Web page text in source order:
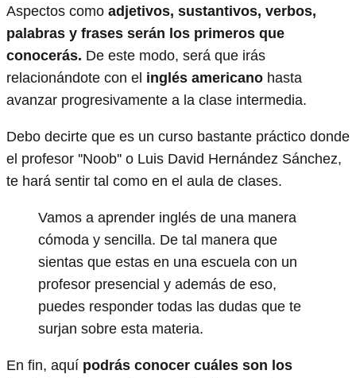
Aspectos como adjetivos, sustantivos, verbos,
palabras y frases serán los primeros que
conocerás. De este modo, será que irás
relacionándote con el inglés americano hasta
avanzar progresivamente a la clase intermedia.
Debo decirte que es un curso bastante práctico donde
el profesor ''Noob'' o Luis David Hernández Sánchez,
te hará sentir tal como en el aula de clases.
Vamos a aprender inglés de una manera
cómoda y sencilla. De tal manera que
sientas que estas en una escuela con un
profesor presencial y además de eso,
puedes responder todas las dudas que te
surjan sobre esta materia.
En fin, aquí podrás conocer cuáles son los